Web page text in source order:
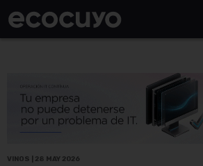
VINOS | 28 MAY 2026